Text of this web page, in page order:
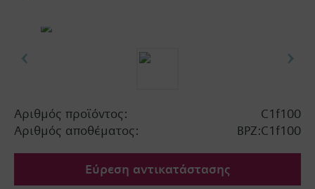
Αριθμός προϊόντος:
C1f100
Αριθμός αποθέματος:
BPZ:C1f100
Εύρεση αντικατάστασης